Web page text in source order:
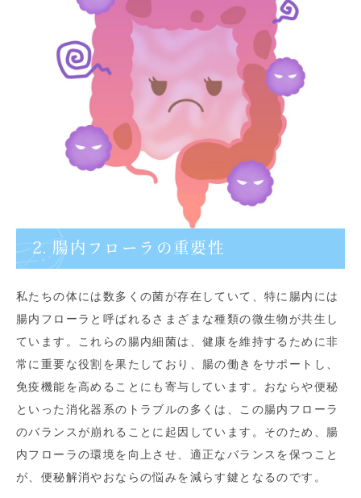
2. 腸内フローラの重要性
私たちの体には数多くの菌が存在していて、特に腸内には
腸内フローラと呼ばれるさまざまな種類の微生物が共生し
ています。これらの腸内細菌は、健康を維持するために非
常に重要な役割を果たしており、腸の働きをサポートし、
免疫機能を高めることにも寄与しています。おならや便秘
といった消化器系のトラブルの多くは、この腸内フローラ
のバランスが崩れることに起因しています。そのため、腸
内フローラの環境を向上させ、適正なバランスを保つこと
が、便秘解消やおならの悩みを減らす鍵となるのです。